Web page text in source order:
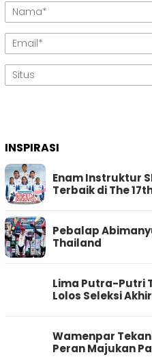
INSPIRASI
Enam Instruktur
Terbaik di The
Pebalap
Thailand
Lima Putra-Putri
Lolos Seleksi
Wamenpar
Peran Majukan